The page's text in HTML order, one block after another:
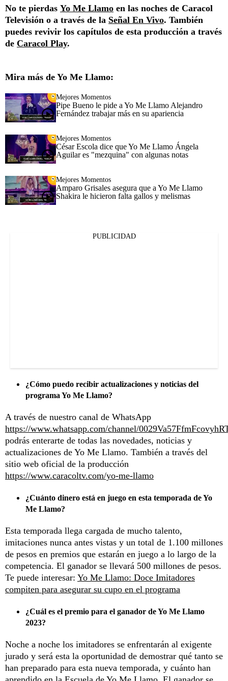
No te pierdas Yo Me Llamo en las noches de Caracol
Televisión o a través de la Señal En Vivo. También
puedes revivir los capítulos de esta producción a través
de Caracol Play.
Mira más de Yo Me Llamo:
Mejores Momentos
Pipe Bueno le pide a Yo Me Llamo Alejandro
Fernández trabajar más en su apariencia
Mejores Momentos
César Escola dice que Yo Me Llamo Ángela
Aguilar es "mezquina" con algunas notas
Mejores Momentos
Amparo Grisales asegura que a Yo Me Llamo
Shakira le hicieron falta gallos y melismas
PUBLICIDAD
¿Cómo puedo recibir actualizaciones y noticias del
programa Yo Me Llamo?
A través de nuestro canal de WhatsApp
https://www.whatsapp.com/channel/
podrás enterarte de todas las novedades, noticias y
actualizaciones de Yo Me Llamo. También a través del
sitio web oficial de la producción
https://www.caracoltv.com/yo-me-llamo
¿Cuánto dinero está en juego en esta temporada de Yo
Me Llamo?
Esta temporada llega cargada de mucho talento,
imitaciones nunca antes vistas y un total de 1.100 millones
de pesos en premios que estarán en juego a lo largo de la
competencia. El ganador se llevará 500 millones de pesos.
Te puede interesar: Yo Me Llamo: Doce Imitadores
compiten para asegurar su cupo en el programa
¿Cuál es el premio para el ganador de Yo Me Llamo
2023?
Noche a noche los imitadores se enfrentarán al exigente
jurado y será esta la oportunidad de demostrar qué tanto se
han preparado para esta nueva temporada, y cuánto han